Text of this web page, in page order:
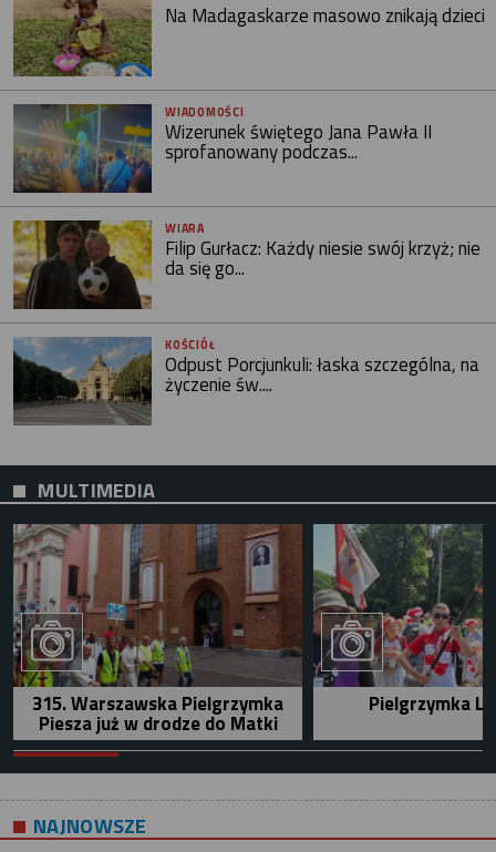
Na Madagaskarze masowo znikają dzieci
WIADOMOŚCI
Wizerunek świętego Jana Pawła II
sprofanowany podczas...
WIARA
Filip Gurłacz: Każdy niesie swój krzyż; nie
da się go...
KOŚCIÓŁ
Odpust Porcjunkuli: łaska szczególna, na
życzenie św....
MULTIMEDIA
315. Warszawska Pielgrzymka
Piesza już w drodze do Matki
Pielgrzymka
NAJNOWSZE